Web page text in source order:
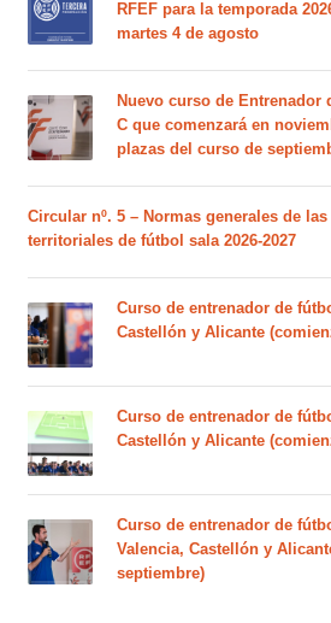
RFEF para la temporada
martes 4 de agosto
Nuevo curso de Entrenador
C que comenzará en
plazas del curso de
Circular nº. 5 – Normas generales de
territoriales de fútbol sala 2026-2027
Curso de entrenador de
Castellón y Alicante
Curso de entrenador de
Castellón y Alicante
Curso de entrenador de
Valencia, Castellón y
septiembre)